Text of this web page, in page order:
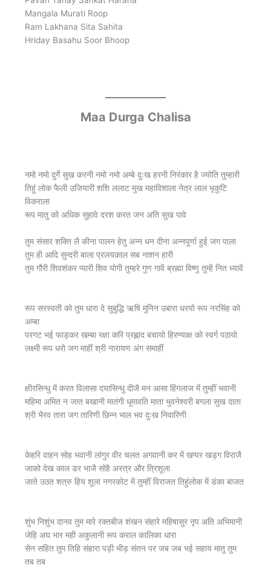
Mangala Murati Roop
Ram Lakhana Sita Sahita
Hriday Basahu Soor Bhoop
Maa Durga Chalisa
नमो नमो दुर्गे सुख करनी नमो नमो अम्बे दुःख हरनी निरंकार है ज्योति तुम्हारी
तिहूं लोक फैली उजियारी शशि ललाट मुख महाविशाला नेत्र लाल भृकुटि
विकराला
रूप मातु को अधिक सुहावे दरश करत जन अति सुख पावे
तुम संसार शक्ति लै कीना पालन हेतु अन्न धन दीना अन्नपूर्णा हुई जग पाला
तुम ही आदि सुन्दरी बाला प्रलयकाल सब नाशन हारी
तुम गौरी शिवशंकर प्यारी शिव योगी तुम्हरे गुण गावें ब्रह्मा विष्णु तुम्हें नित ध्यावें
रूप सरस्वती को तुम धारा दे सुबुद्धि ऋषि मुनिन उबारा धरयो रूप नरसिंह को
अम्बा
परगट भई फाड़कर खम्बा रक्षा करि प्रह्लाद बचायो हिरण्याक्ष को स्वर्ग पठायो
लक्ष्मी रूप धरो जग माहीं श्री नारायण अंग समाहीं
क्षीरसिन्धु में करत विलासा दयासिन्धु दीजै मन आसा हिंगलाज में तुम्हीं भवानी
महिमा अमित न जात बखानी मातंगी धूमावति माता भुवनेश्वरी बगला सुख दाता
श्री भैरव तारा जग तारिणी छिन्न भाल भव दुःख निवारिणी
केहरि वाहन सोह भवानी लांगुर वीर चलत अगवानी कर में खप्पर खड्ग विराजै
जाको देख काल डर भाजै सोहै अस्त्र और त्रिशूला
जाते उठत शत्रु हिय शूला नगरकोट में तुम्हीं विराजत तिहुंलोक में डंका बाजत
शुंभ निशुंभ दानव तुम मारे रक्तबीज शंखन संहारे महिषासुर नृप अति अभिमानी
जेहि अघ भार मही अकुलानी रूप कराल कालिका धारा
सेन सहित तुम तिहि संहारा पड़ी भीड़ संतन पर जब जब भई सहाय मातु तुम
तब तब